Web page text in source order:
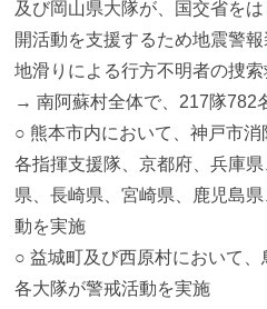
及び岡山県大隊が、国交省を
開活動を支援するため地震警
地滑りによる行方不明者の捜
→ 南阿蘇村全体で、217隊782
○ 熊本市内において、神戸市
各指揮支援隊、京都府、兵庫
県、長崎県、宮崎県、鹿児島
動を実施
○ 益城町及び西原村において
各大隊が警戒活動を実施